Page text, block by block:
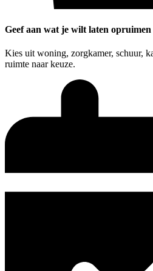
Geef aan wat je wilt laten opruimen
Kies uit woning, zorgkamer, schuur,
ruimte naar keuze.